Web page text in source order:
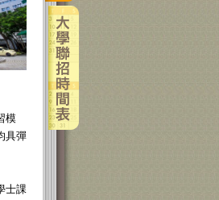
模
具彈
士課